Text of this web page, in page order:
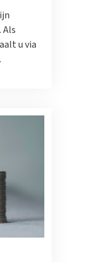
Als
u via